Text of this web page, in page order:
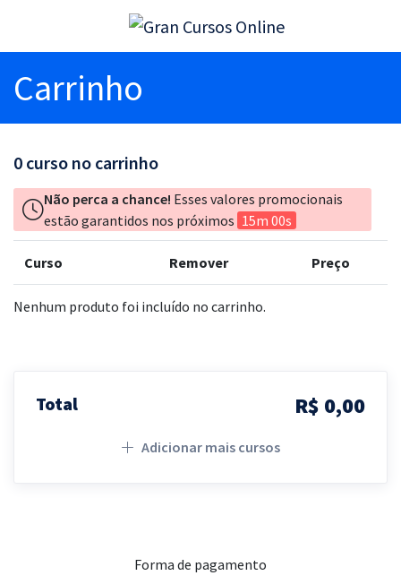
Carrinho
0 curso no carrinho
Não perca a chance! Esses valores promocionais
estão garantidos nos próximos 15m 00s
Curso Remover Preço
Nenhum produto foi incluído no carrinho.
Total R$ 0,00
Adicionar mais cursos
Forma de pagamento